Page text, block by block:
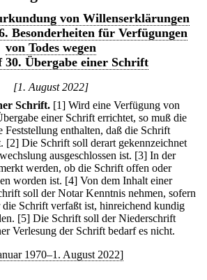
von Willenserklärungen
Besonderheiten für Verfügungen
von Todes wegen
30. Übergabe einer Schrift
[1. August 2022]
Schrift. [1] Wird eine Verfügung von
einer Schrift errichtet, so muß die
Feststellung enthalten, daß die Schrift
[2] Die Schrift soll derart gekennzeichnet
ausgeschlossen ist. [3] In der
werden, ob die Schrift offen oder
worden ist. [4] Von dem Inhalt einer
soll der Notar Kenntnis nehmen, sofern
die Schrift verfaßt ist, hinreichend kundig
[5] Die Schrift soll der Niederschrift
Verlesung der Schrift bedarf es nicht.
1970–1. August 2022]